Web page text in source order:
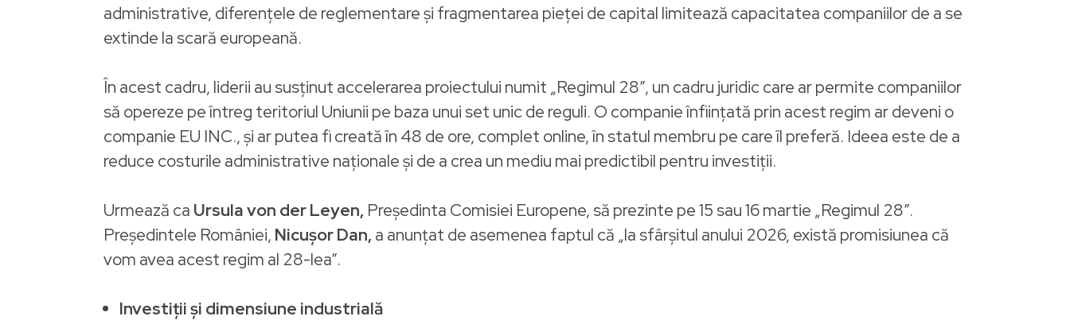
administrative, diferențele de reglementare și fragmentarea pieței de capital limitează capacitatea companiilor de a se
extinde la scară europeană.
În acest cadru, liderii au susținut accelerarea proiectului numit „Regimul 28”, un cadru juridic care ar permite companiilor
să opereze pe întreg teritoriul Uniunii pe baza unui set unic de reguli. O companie înființată prin acest regim ar deveni o
companie EU INC., și ar putea fi creată în 48 de ore, complet online, în statul membru pe care îl preferă. Ideea este de a
reduce costurile administrative naționale și de a crea un mediu mai predictibil pentru investiții.
Urmează ca Ursula von der Leyen, Președinta Comisiei Europene, să prezinte pe 15 sau 16 martie „Regimul 28”.
Președintele României, Nicușor Dan, a anunțat de asemenea faptul că „la sfârșitul anului 2026, există promisiunea că
vom avea acest regim al 28-lea”.
Investiții și dimensiune industrială